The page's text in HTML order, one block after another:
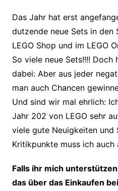
Das Jahr hat erst
dutzende neue Sets in den
LEGO Shop und im LEGO
So viele neue Sets!!!! Doch
dabei: Aber aus jeder
man auch Chancen
Und sind wir mal ehrlich:
Jahr 202 von LEGO sehr
viele gute Neuigkeiten und
Kritikpunkte muss ich auch
Falls ihr mich
das über das Einkaufen